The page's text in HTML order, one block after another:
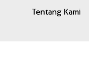
Tentang Kami